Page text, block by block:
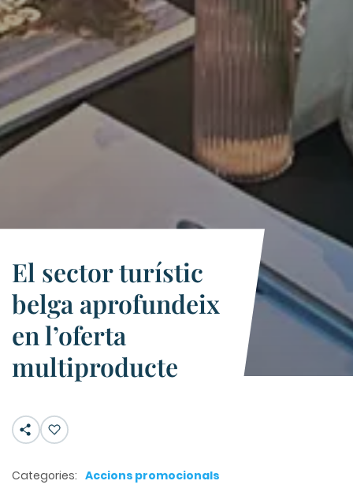
El sector turístic
belga aprofundeix
en l’oferta
multiproducte
Categories: Accions promocionals